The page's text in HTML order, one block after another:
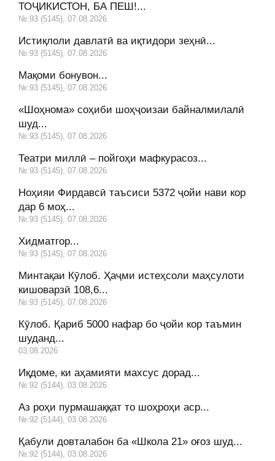
ТОҶИКИСТОН, БА ПЕШ!...
№:93 (5145), 07.08.2026
Истиқлоли давлатӣ ва иқтидори зеҳнӣ...
№:93 (5145), 07.08.2026
Мақоми бонувон...
№:93 (5145), 07.08.2026
«Шоҳнома» соҳиби шоҳҷоизаи байналмилалӣ
шуд...
№:93 (5145), 07.08.2026
Театри миллӣ – пойгоҳи мафкурасоз...
№:93 (5145), 07.08.2026
Ноҳияи Фирдавсӣ таъсиси 5372 ҷойи нави кор
дар 6 моҳ...
№:93 (5145), 07.08.2026
Хидматгор...
№:93 (5145), 07.08.2026
Минтақаи Кӯлоб. Ҳаҷми истеҳсоли маҳсулоти
кишоварзӣ 108,6...
№:93 (5145), 07.08.2026
Кӯлоб. Қариб 5000 нафар бо ҷойи кор таъмин
шуданд...
03.08.2026
Иқдоме, ки аҳамияти махсус дорад...
№:92 (5144), 03.08.2026
Аз роҳи пурмашаққат то шоҳроҳи аср...
№:92 (5144), 03.08.2026
Қабули довталабон ба «Школа 21» оғоз шуд...
№:92 (5144), 03.08.2026